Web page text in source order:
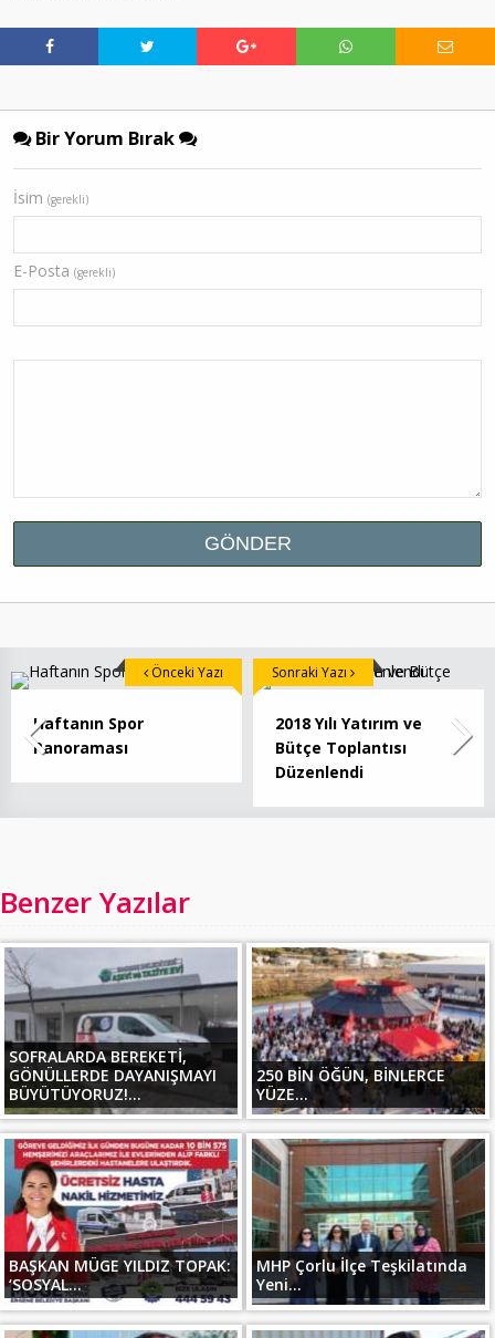
Bir Yorum Bırak
İsim (gerekli)
E-Posta (gerekli)
Haftanın Spor
Panoraması
Önceki Yazı
2018 Yılı Yatırım ve
Bütçe Toplantısı
Düzenlendi
Sonraki Yazı
Benzer Yazılar
SOFRALARDA BEREKETİ,
GÖNÜLLERDE DAYANIŞMAYI
BÜYÜTÜYORUZ!...
250 BİN ÖĞÜN, BİNLERCE
YÜZE...
BAŞKAN MÜGE YILDIZ TOPAK:
‘SOSYAL...
MHP Çorlu İlçe Teşkilatında
Yeni...